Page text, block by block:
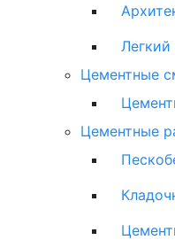
Легкий
Цементные
Цементные